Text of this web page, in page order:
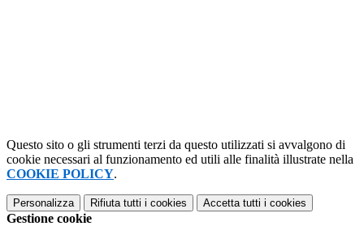
Questo sito o gli strumenti terzi da questo utilizzati si avvalgono di
cookie necessari al funzionamento ed utili alle finalità illustrate nella
COOKIE POLICY.
Personalizza Rifiuta tutti i cookies Accetta tutti i cookies
Gestione cookie